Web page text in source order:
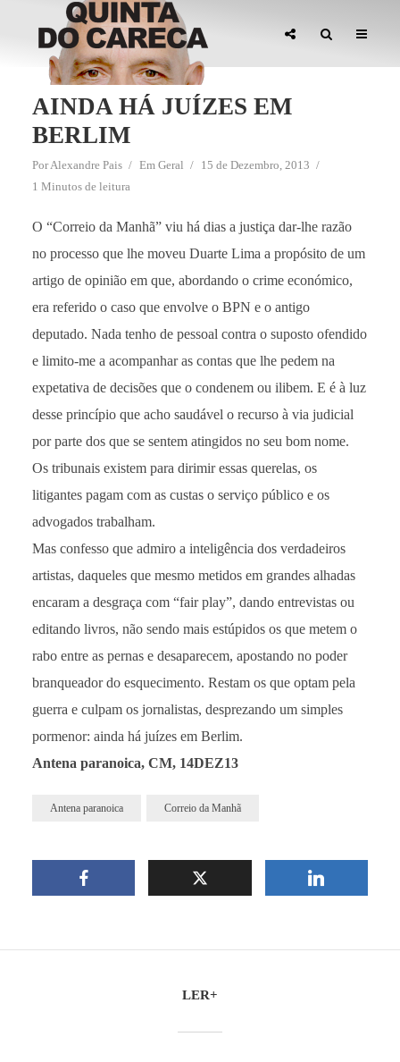
AINDA HÁ JUÍZES EM
BERLIM
PorAlexandre Pais Em Geral
15 de Dezembro, 2013
1 Minutos de leitura
O “Correio da Manhã” viu há dias a justiça dar-lhe razão
no processo que lhe moveu Duarte Lima a propósito de um
artigo de opinião em que, abordando o crime económico,
era referido o caso que envolve o BPN e o antigo
deputado. Nada tenho de pessoal contra o suposto ofendido
e limito-me a acompanhar as contas que lhe pedem na
expetativa de decisões que o condenem ou ilibem. E é à luz
desse princípio que acho saudável o recurso à via judicial
por parte dos que se sentem atingidos no seu bom nome.
Os tribunais existem para dirimir essas querelas, os
litigantes pagam com as custas o serviço público e os
advogados trabalham.
Mas confesso que admiro a inteligência dos verdadeiros
artistas, daqueles que mesmo metidos em grandes alhadas
encaram a desgraça com “fair play”, dando entrevistas ou
editando livros, não sendo mais estúpidos os que metem o
rabo entre as pernas e desaparecem, apostando no poder
branqueador do esquecimento. Restam os que optam pela
guerra e culpam os jornalistas, desprezando um simples
pormenor: ainda há juízes em Berlim.
Antena paranoica, CM, 14DEZ13
Antena paranoica Correio da Manhã
LER+